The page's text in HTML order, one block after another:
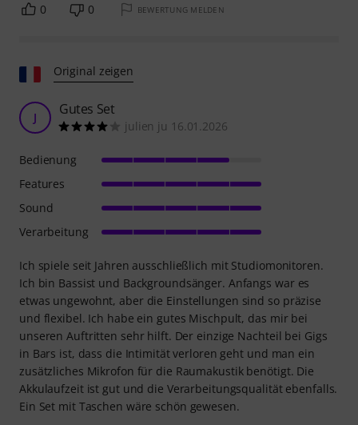
0 0 BEWERTUNG MELDEN
Original zeigen
J Gutes Set
julien ju 16.01.2026
Ich spiele seit Jahren ausschließlich mit Studiomonitoren.
Ich bin Bassist und Backgroundsänger. Anfangs war es
etwas ungewohnt, aber die Einstellungen sind so präzise
und flexibel. Ich habe ein gutes Mischpult, das mir bei
unseren Auftritten sehr hilft. Der einzige Nachteil bei Gigs
in Bars ist, dass die Intimität verloren geht und man ein
zusätzliches Mikrofon für die Raumakustik benötigt. Die
Akkulaufzeit ist gut und die Verarbeitungsqualität ebenfalls.
Ein Set mit Taschen wäre schön gewesen.
Bedienung
Features
Sound
Verarbeitung